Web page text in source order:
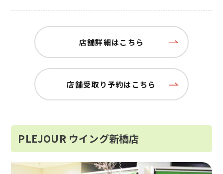
店舗詳細はこちら
店舗受取り予約はこちら
PLEJOUR ウイング新橋店